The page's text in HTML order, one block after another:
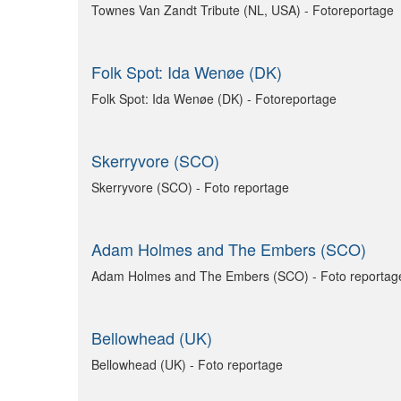
Townes Van Zandt Tribute (NL, USA) - Fotoreportage
Folk Spot: Ida Wenøe (DK)
Folk Spot: Ida Wenøe (DK) - Fotoreportage
Skerryvore (SCO)
Skerryvore (SCO) - Foto reportage
Adam Holmes and The Embers (SCO)
Adam Holmes and The Embers (SCO) - Foto
Bellowhead (UK)
Bellowhead (UK) - Foto reportage